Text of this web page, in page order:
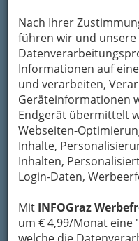
Nach Ihrer
führen wir und
Informationen auf
und verarbeiten,
Geräteinformationen
Endgerät übermittelt
Webseiten-
Inhalte,
Inhalten,
Login-Daten,
Mit INFOGraz
um € 4,99/Monat eine
Eine vielfältige
Gasthöfe